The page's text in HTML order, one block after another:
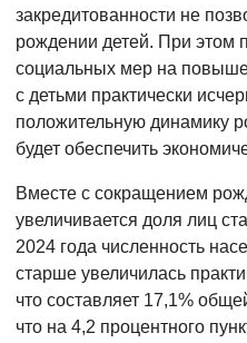
закредитованности не
рождении детей. При этом
социальных мер на
с детьми практически
положительную динамику
будет обеспечить
Вместе с сокращением
увеличивается доля лиц
2024 года численность
старше увеличилась
что составляет 17,1%
что на 4,2 процентного